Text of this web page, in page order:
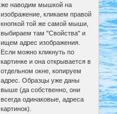
же наводим мышкой на
изображение, кликаем правой
кнопкой той же самой мыши,
выбираем там "Свойства" и
ищем адрес изображения.
Если можно кликнуть по
картинке и она открывается в
отдельном окне, копируем
адрес. Образцы уже даны
выше (да собственно, они
всегда одинаковые, адреса
картинок).